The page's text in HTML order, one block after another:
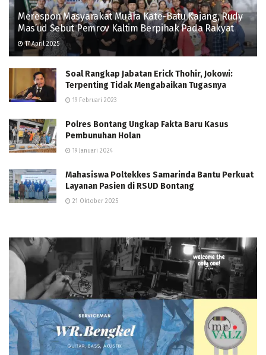
Merespon Masyarakat Muara Kate-Batu Kajang, Rudy
Mas’ud Sebut Pemrov Kaltim Berpihak Pada Rakyat
17 April 2025
Soal Rangkap Jabatan Erick Thohir, Jokowi:
Terpenting Tidak Mengabaikan Tugasnya
19 Februari 2023
Polres Bontang Ungkap Fakta Baru Kasus
Pembunuhan Holan
19 Januari 2024
Mahasiswa Poltekkes Samarinda Bantu Perkuat
Layanan Pasien di RSUD Bontang
21 Oktober 2025